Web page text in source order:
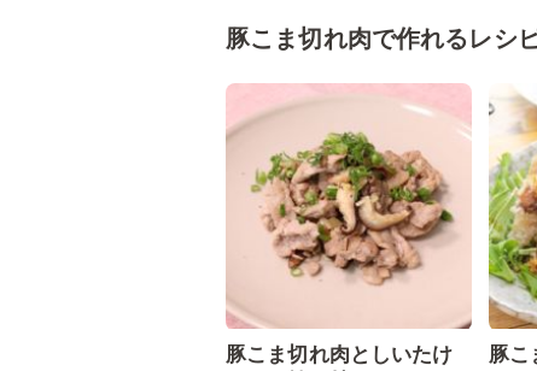
豚こま切れ肉で作れるレシ
豚こま切れ肉としいたけ
豚こ